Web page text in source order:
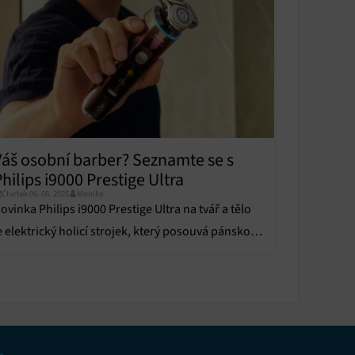
aktivní
aktivní
osobní barber? Seznamte se s
i9000 Prestige Ultra
Čtvrtek 06. 08. 2026 Monika
Philips i9000 Prestige Ultra na tvář a tělo
elektrický holicí strojek, který posouvá pánskou